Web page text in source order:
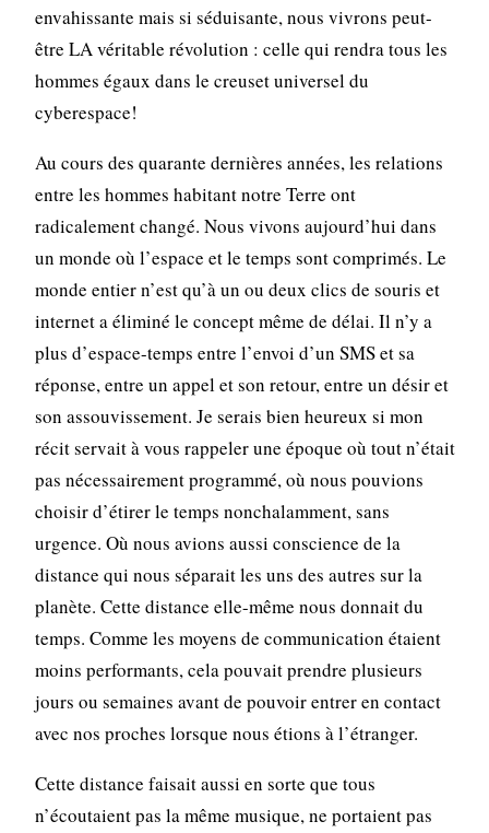
envahissante mais si séduisante, nous vivrons peut-
être LA véritable révolution : celle qui rendra tous les
hommes égaux dans le creuset universel du
cyberespace!
Au cours des quarante dernières années, les relations
entre les hommes habitant notre Terre ont
radicalement changé. Nous vivons aujourd’hui dans
un monde où l’espace et le temps sont comprimés. Le
monde entier n’est qu’à un ou deux clics de souris et
internet a éliminé le concept même de délai. Il n’y a
plus d’espace-temps entre l’envoi d’un SMS et sa
réponse, entre un appel et son retour, entre un désir et
son assouvissement. Je serais bien heureux si mon
récit servait à vous rappeler une époque où tout n’était
pas nécessairement programmé, où nous pouvions
choisir d’étirer le temps nonchalamment, sans
urgence. Où nous avions aussi conscience de la
distance qui nous séparait les uns des autres sur la
planète. Cette distance elle-même nous donnait du
temps. Comme les moyens de communication étaient
moins performants, cela pouvait prendre plusieurs
jours ou semaines avant de pouvoir entrer en contact
avec nos proches lorsque nous étions à l’étranger.
Cette distance faisait aussi en sorte que tous
n’écoutaient pas la même musique, ne portaient pas